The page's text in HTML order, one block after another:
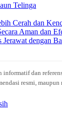
Telinga
Cerah dan
Aman dan
dengan
dan
resmi,